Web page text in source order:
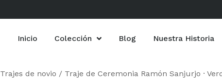
Inicio Colección Blog Nuestra Historia
Trajes de novio / Traje de Ceremonia Ramón Sanjurjo ·